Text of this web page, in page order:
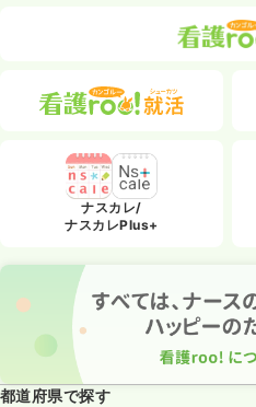
ナスカレ/
ナスカレPlus+
都道府県で探す